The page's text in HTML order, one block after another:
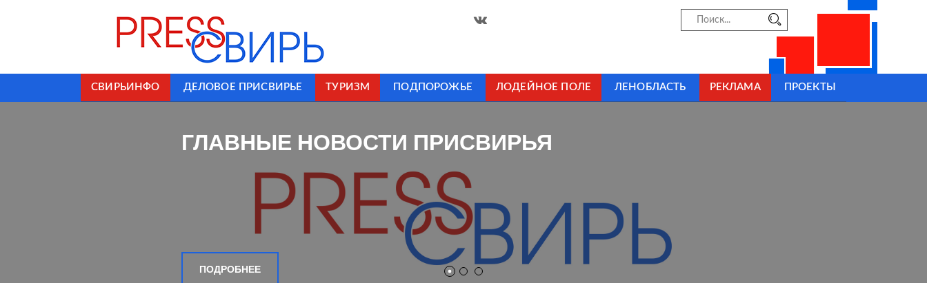
СВИРЬИНФО ДЕЛОВОЕ ПРИСВИРЬЕ ТУРИЗМ ПОДПОРОЖЬЕ ЛОДЕЙНОЕ ПОЛЕ ЛЕНОБЛАСТЬ РЕКЛАМА ПРОЕКТЫ
ГЛАВНЫЕ НОВОСТИ ПРИСВИРЬЯ
ПОДРОБНЕЕ